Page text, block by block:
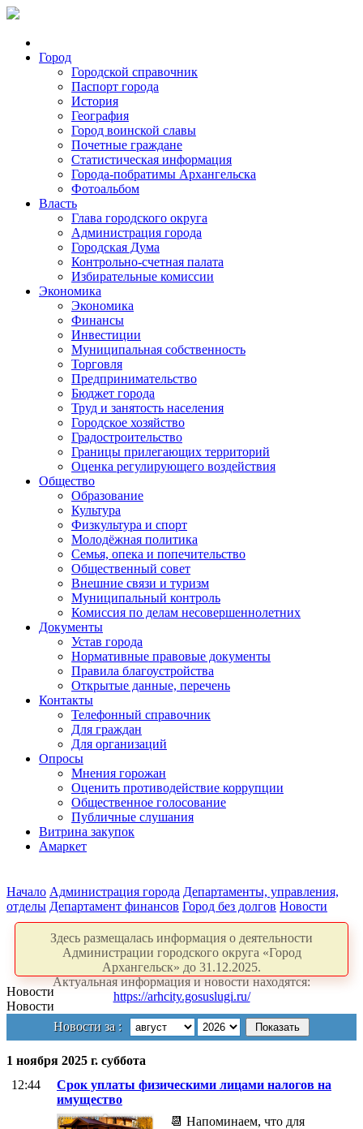
Город
Городской справочник
Паспорт города
История
География
Город воинской славы
Почетные граждане
Статистическая информация
Города-побратимы Архангельска
Фотоальбом
Власть
Глава городского округа
Администрация города
Городская Дума
Контрольно-счетная палата
Избирательные комиссии
Экономика
Экономика
Финансы
Инвестиции
Муниципальная собственность
Торговля
Предпринимательство
Бюджет города
Труд и занятость населения
Городское хозяйство
Градостроительство
Границы прилегающих территорий
Оценка регулирующего воздействия
Общество
Образование
Культура
Физкультура и спорт
Молодёжная политика
Семья, опека и попечительство
Общественный совет
Внешние связи и туризм
Муниципальный контроль
Комиссия по делам несовершеннолетних
Документы
Устав города
Нормативные правовые документы
Правила благоустройства
Открытые данные, перечень
Контакты
Телефонный справочник
Для граждан
Для организаций
Опросы
Мнения горожан
Оценить противодействие коррупции
Общественное голосование
Публичные слушания
Витрина закупок
Амаркет
Начало Администрация города Департаменты, управления,
отделы Департамент финансов Город без долгов Новости
Здесь размещалась информация о деятельности
Администрации городского округа «Город
Архангельск» до 31.12.2025.
Актуальная информация и новости находятся:
https://arhcity.gosuslugi.ru/
Новости
Новости
Новости за :
1 ноября 2025 г. суббота
12:44
Срок уплаты физическими лицами налогов на
имущество
📆 Напоминаем, что для